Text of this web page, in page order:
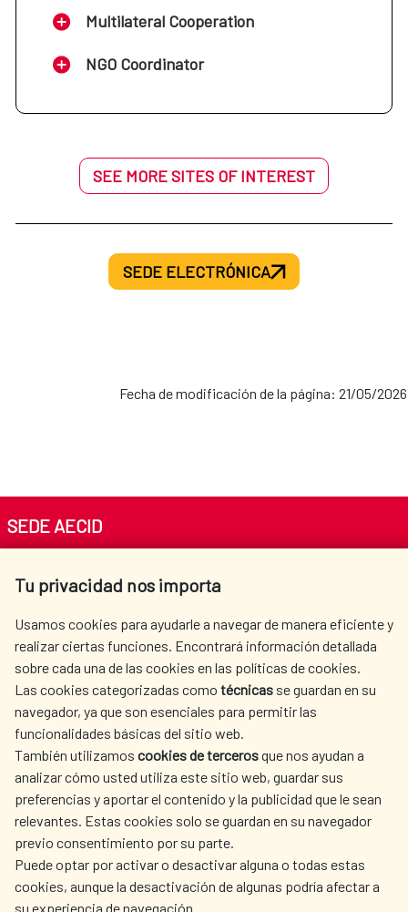
Multilateral Cooperation
NGO Coordinator
SEE MORE SITES OF INTEREST
SEDE ELECTRÓNICA
Fecha de modificación de la página: 21/05/2026
Tu privacidad nos importa
Usamos cookies para ayudarle a navegar de manera eficiente y
realizar ciertas funciones. Encontrará información detallada
sobre cada una de las cookies en las políticas de cookies.
Las cookies categorizadas como técnicas se guardan en su
navegador, ya que son esenciales para permitir las
funcionalidades básicas del sitio web.
También utilizamos cookies de tercerosque nos ayudan a
analizar cómo usted utiliza este sitio web, guardar sus
preferencias y aportar el contenido y la publicidad que le sean
relevantes. Estas cookies solo se guardan en su navegador
previo consentimiento por su parte.
Puede optar por activar o desactivar alguna o todas estas
cookies, aunque la desactivación de algunas podría afectar a
su experiencia de navegación.
SEDE AECID
Tel. +34 900 20 30 54​​​​​​​
AECID
WHERE DO WE COOPERATE?
SPANISH HUMANITARIAN
ACTION
PRESS ROOM
CULTURE AND SCIENCE LIBRARY
OUR SOCIAL MEDIA